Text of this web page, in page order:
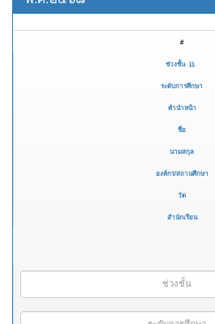
#
ช่วงชั้น
ระดับการศึกษา
คำนำหน้า
ชื่อ
นามสกุล
องค์กร/สถานศึกษา
วัด
สำนักเรียน
ช่วงชั้น